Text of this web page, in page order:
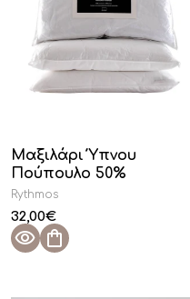
Μαξιλάρι Ύπνου
Πούπουλο 50%
Rythmos
32,00€